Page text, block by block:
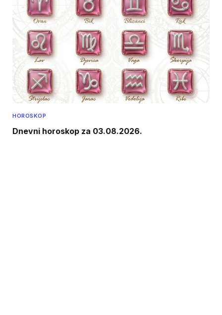
HOROSKOP
Dnevni horoskop za 03.08.2026.